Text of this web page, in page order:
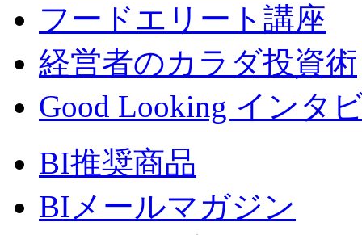
フードエリート講座
経営者のカラダ投資術
Good Looking インタ
BI推奨商品
BIメールマガジン